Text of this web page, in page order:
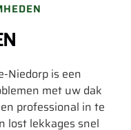
Niedorp is een
met uw dak
professional in te
lost lekkages snel